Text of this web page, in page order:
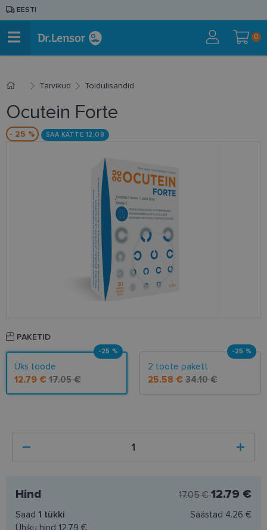
EESTI
0
Tarvikud Toidulisandid
Ocutein Forte
- 25 % SAA KÄTTE 12.08
PAKETID
Üks toode
12.79 € 17.05 €
-25 %
2 toote pakett
25.58 € 34.10 €
-25 %
Hind 17.05 €12.79 €
Saad 1 tükki
Ühiku hind 12.79 €
Säästad 4.26 €